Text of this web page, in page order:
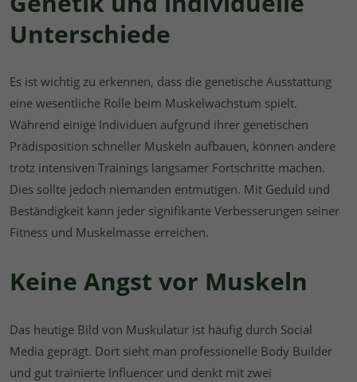
Unterschiede
Es ist wichtig zu erkennen, dass die genetische Ausstattung
eine wesentliche Rolle beim Muskelwachstum spielt.
Während einige Individuen aufgrund ihrer genetischen
Prädisposition schneller Muskeln aufbauen, können andere
trotz intensiven Trainings langsamer Fortschritte machen.
Dies sollte jedoch niemanden entmutigen. Mit Geduld und
Beständigkeit kann jeder signifikante Verbesserungen seiner
Fitness und Muskelmasse erreichen.
Keine Angst vor Muskeln
Das heutige Bild von Muskulatur ist häufig durch Social
Media geprägt. Dort sieht man professionelle Body Builder
und gut trainierte Influencer und denkt mit zwei